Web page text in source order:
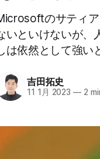
のサティア
いといけないが、
は依然として強い
吉田拓史
11 1月 2023 — 2